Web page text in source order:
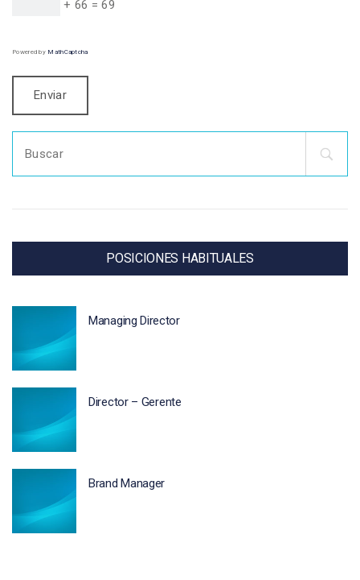
+ 66 = 69
Powered by MathCaptcha
for:
POSICIONES HABITUALES
Managing Director
Director – Gerente
Brand Manager